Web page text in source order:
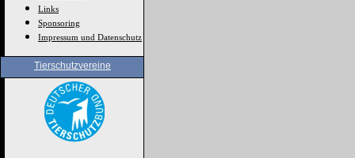
Links
Sponsoring
Impressum und Datenschutz
Tierschutzvereine